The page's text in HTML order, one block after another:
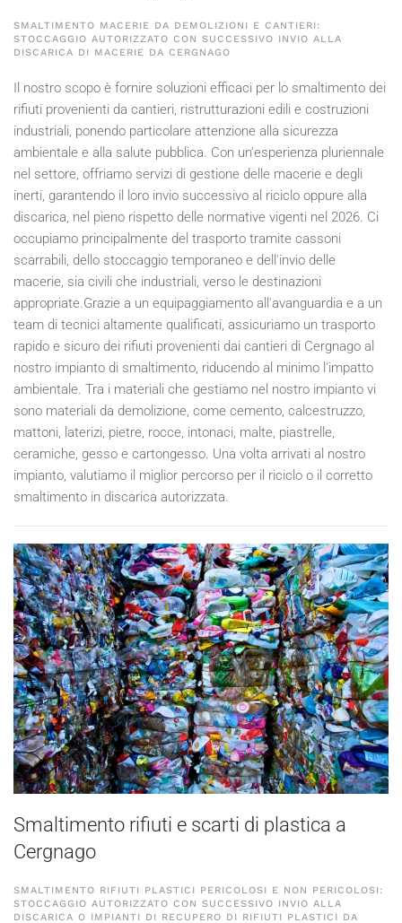
SMALTIMENTO MACERIE DA DEMOLIZIONI E CANTIERI:
STOCCAGGIO AUTORIZZATO CON SUCCESSIVO INVIO ALLA
DISCARICA DI MACERIE DA CERGNAGO
Il nostro scopo è fornire soluzioni efficaci per lo smaltimento dei
rifiuti provenienti da cantieri, ristrutturazioni edili e costruzioni
industriali, ponendo particolare attenzione alla sicurezza
ambientale e alla salute pubblica. Con un'esperienza pluriennale
nel settore, offriamo servizi di gestione delle macerie e degli
inerti, garantendo il loro invio successivo al riciclo oppure alla
discarica, nel pieno rispetto delle normative vigenti nel 2026. Ci
occupiamo principalmente del trasporto tramite cassoni
scarrabili, dello stoccaggio temporaneo e dell'invio delle
macerie, sia civili che industriali, verso le destinazioni
appropriate.Grazie a un equipaggiamento all'avanguardia e a un
team di tecnici altamente qualificati, assicuriamo un trasporto
rapido e sicuro dei rifiuti provenienti dai cantieri di Cergnago al
nostro impianto di smaltimento, riducendo al minimo l'impatto
ambientale. Tra i materiali che gestiamo nel nostro impianto vi
sono materiali da demolizione, come cemento, calcestruzzo,
mattoni, laterizi, pietre, rocce, intonaci, malte, piastrelle,
ceramiche, gesso e cartongesso. Una volta arrivati al nostro
impianto, valutiamo il miglior percorso per il riciclo o il corretto
smaltimento in discarica autorizzata.
Smaltimento rifiuti e scarti di plastica a
Cergnago
SMALTIMENTO RIFIUTI PLASTICI PERICOLOSI E NON PERICOLOSI:
STOCCAGGIO AUTORIZZATO CON SUCCESSIVO INVIO ALLA
DISCARICA O IMPIANTI DI RECUPERO DI RIFIUTI PLASTICI DA